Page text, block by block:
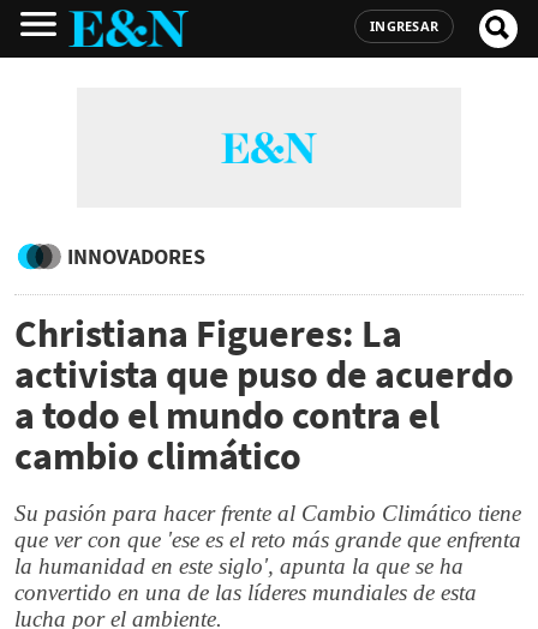
INGRESAR
INNOVADORES
Christiana Figueres: La
activista que puso de acuerdo
a todo el mundo contra el
cambio climático
Su pasión para hacer frente al Cambio Climático tiene
que ver con que 'ese es el reto más grande que enfrenta
la humanidad en este siglo', apunta la que se ha
convertido en una de las líderes mundiales de esta
lucha por el ambiente.